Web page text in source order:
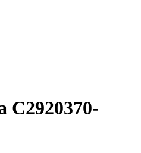
С2920370-